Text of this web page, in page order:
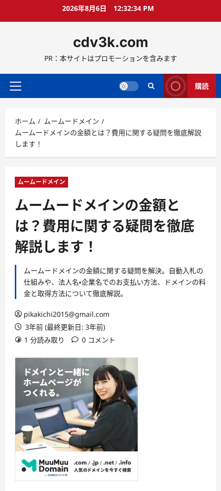
ス
ッ
2026年8月6日 12:32:35 PM
cdv3k.com
PR：本サイトはプロモーションを含みます
メ
メ
ニ
ュ
ー
購読
ホーム
ムームードメイン
ムームードメインの金額とは？費用に関する疑問を徹底解説
します！
ムームードメイン
ムームードメインの金額と
は？費用に関する疑問を徹底
解説します！
ムームードメインの金額に関する疑問を解決。自動入札の
仕組みや、法人名・企業名でのお支払い方法、ドメインの料
金と取得方法について徹底解説。
pikakichi2015@gmail.com
3年前 (最終更新日: 3年前)
1 分読み取り
0 コメント